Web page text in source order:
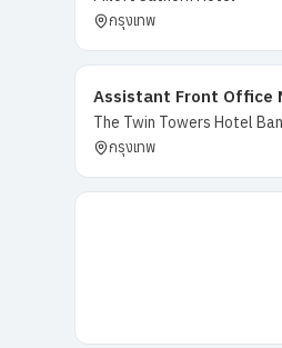
กรุงเทพ
Assistant Front Office
The Twin Towers Hotel
กรุงเทพ